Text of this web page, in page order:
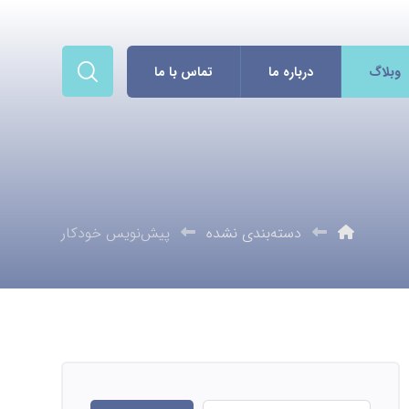
وبلاگ درباره ما تماس با ما
دسته‌بندی نشده پیش‌نویس خودکار